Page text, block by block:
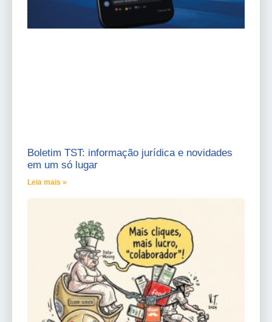
Boletim TST: informação jurídica e novidades
em um só lugar
Leia mais »